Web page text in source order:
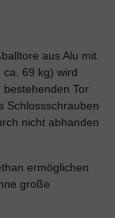
aus Alu mit
ca. 69 kg) wird
Tor
Schlossschrauben
nicht abhanden
ermöglichen
große